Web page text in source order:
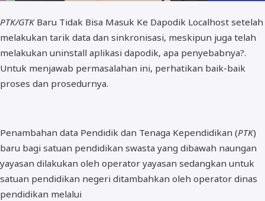
PTK/GTKBaru Tidak Bisa Masuk Ke Dapodik Localhost setelah
melakukan tarik data dan sinkronisasi, meskipun juga telah
melakukan uninstall aplikasi dapodik, apa penyebabnya?.
Untuk menjawab permasalahan ini, perhatikan baik-baik
proses dan prosedurnya.
Penambahan data Pendidik dan Tenaga Kependidikan (PTK)
baru bagi satuan pendidikan swasta yang dibawah naungan
yayasan dilakukan oleh operator yayasan sedangkan untuk
satuan pendidikan negeri ditambahkan oleh operator dinas
pendidikan melalui